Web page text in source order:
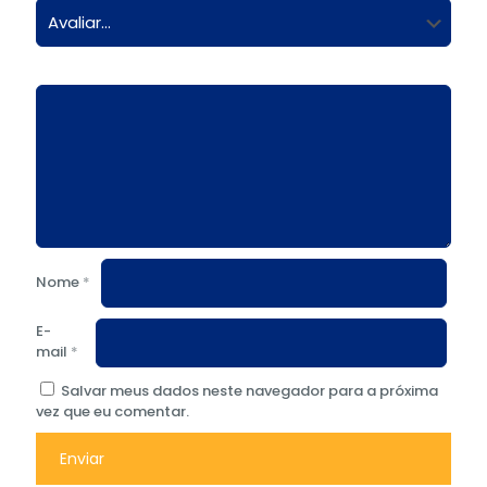
Nome *
E-
mail *
Salvar meus dados neste navegador para a próxima
vez que eu comentar.